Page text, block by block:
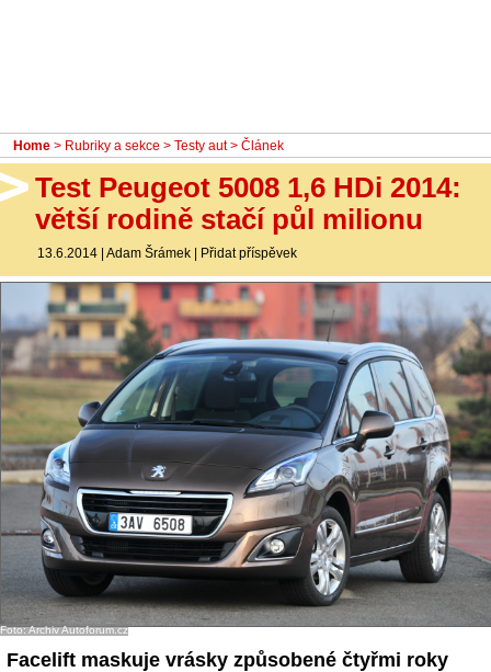
Home > Rubriky a sekce > Testy aut> Článek
Test Peugeot 5008 1,6 HDi 2014:
větší rodině stačí půl milionu
13.6.2014 | Adam Šrámek | Přidat příspěvek
Foto: Archiv Autoforum.cz
Facelift maskuje vrásky způsobené čtyřmi roky